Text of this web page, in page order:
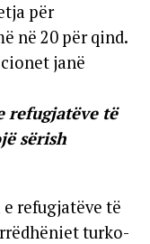
për
në 20 për qind.
janë
refugjatëve të
sërish
refugjatëve të
turko-